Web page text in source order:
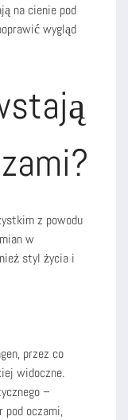
na cienie pod
wygląd
z powodu
w
styl życia i
przez co
widoczne.
–
pod oczami,